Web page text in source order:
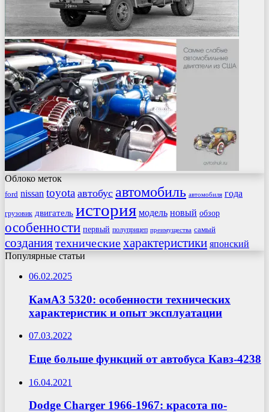
Облоко меток
ford nissan toyota автобус автомобиль автомобиля года
грузовик двигатель история модель новый обзор
особенности первый полуприцеп преимущества самый
созданиятехническиехарактеристики японский
Популярные статьи
06.02.2025
КамАЗ 5320: особенности технических
характеристик и опыт эксплуатации
07.03.2022
Еще больше функций от автобуса Кавз-4238
16.04.2021
Dodge Charger 1966-1967: красота по-